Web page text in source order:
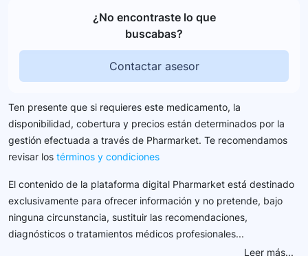
¿No encontraste lo que
buscabas?
Contactar asesor
Ten presente que si requieres este medicamento, la
disponibilidad, cobertura y precios están determinados por la
gestión efectuada a través de Pharmarket. Te recomendamos
revisar los términos y condiciones
El contenido de la plataforma digital Pharmarket está destinado
exclusivamente para ofrecer información y no pretende, bajo
ninguna circunstancia, sustituir las recomendaciones,
diagnósticos o tratamientos médicos profesionales...
Leer más...